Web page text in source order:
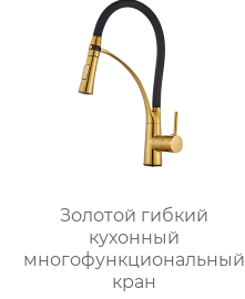
Золотой гибкий
кухонный
многофункциональный
кран